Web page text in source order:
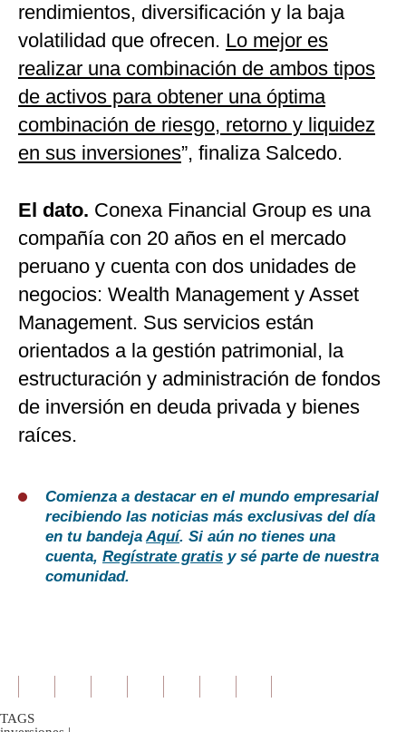
rendimientos, diversificación y la baja
volatilidad que ofrecen. Lo mejor es
realizar una combinación de ambos tipos
de activos para obtener una óptima
combinación de riesgo, retorno y liquidez
en sus inversiones”, finaliza Salcedo.
El dato. Conexa Financial Group es una
compañía con 20 años en el mercado
peruano y cuenta con dos unidades de
negocios: Wealth Management y Asset
Management. Sus servicios están
orientados a la gestión patrimonial, la
estructuración y administración de fondos
de inversión en deuda privada y bienes
raíces.
Comienza a destacar en el mundo empresarial
recibiendo las noticias más exclusivas del día
en tu bandejaAquí. Si aún no tienes una
cuenta, Regístrate gratis y sé parte de nuestra
comunidad.
TAGS